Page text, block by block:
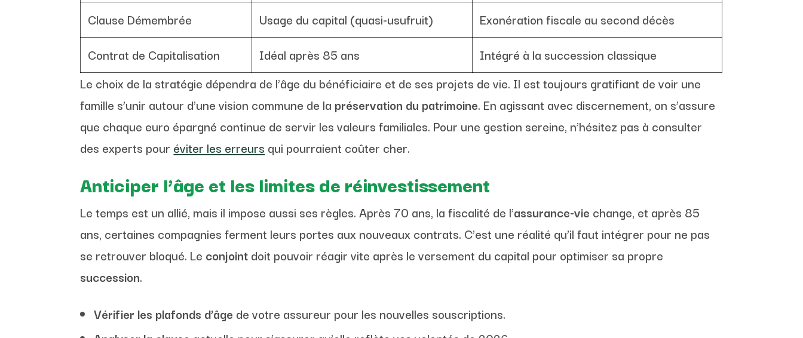
Clause Démembrée
Usage du capital (quasi-usufruit)
Exonération fiscale au second décès
Contrat de Capitalisation
Idéal après 85 ans
Intégré à la succession classique
Le choix de la stratégie dépendra de l’âge du bénéficiaire et de ses projets de vie. Il est toujours gratifiant de voir une
famille s’unir autour d’une vision commune de la préservation du patrimoine. En agissant avec discernement, on s’assure
que chaque euro épargné continue de servir les valeurs familiales. Pour une gestion sereine, n’hésitez pas à consulter
des experts pour éviter les erreurs qui pourraient coûter cher.
Anticiper l’âge et les limites de réinvestissement
Le temps est un allié, mais il impose aussi ses règles. Après 70 ans, la fiscalité de l’assurance-vie change, et après 85
ans, certaines compagnies ferment leurs portes aux nouveaux contrats. C’est une réalité qu’il faut intégrer pour ne pas
se retrouver bloqué. Le conjointdoit pouvoir réagir vite après le versement du capital pour optimiser sa propre
succession.
Vérifier les plafonds d’âge de votre assureur pour les nouvelles souscriptions.